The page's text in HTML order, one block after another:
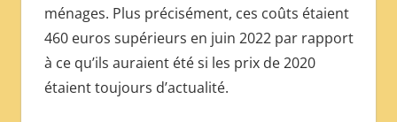
ménages. Plus précisément, ces coûts étaient
460 euros supérieurs en juin 2022 par rapport
à ce qu’ils auraient été si les prix de 2020
étaient toujours d’actualité.